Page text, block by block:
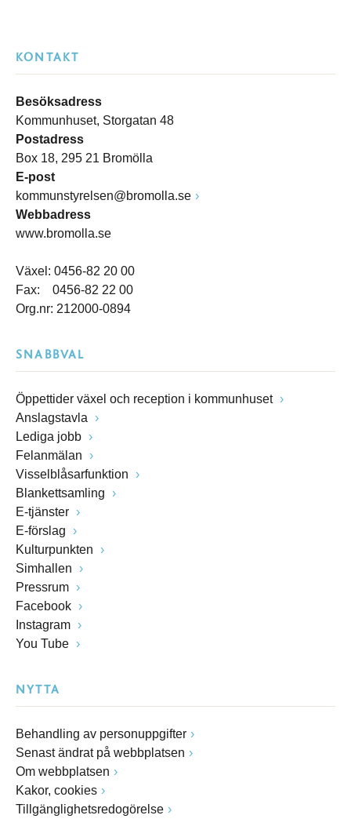
KONTAKT
Besöksadress
Kommunhuset, Storgatan 48
Postadress
Box 18, 295 21 Bromölla
E-post
kommunstyrelsen@bromolla.se
Webbadress
www.bromolla.se
Växel: 0456-82 20 00
Fax: 0456-82 22 00
Org.nr: 212000-0894
SNABBVAL
Öppettider växel och reception i kommunhuset
Anslagstavla
Lediga jobb
Felanmälan
Visselblåsarfunktion
Blankettsamling
E-tjänster
E-förslag
Kulturpunkten
Simhallen
Pressrum
Facebook
Instagram
You Tube
NYTTA
Behandling av personuppgifter
Senast ändrat på webbplatsen
Om webbplatsen
Kakor, cookies
Tillgänglighetsredogörelse